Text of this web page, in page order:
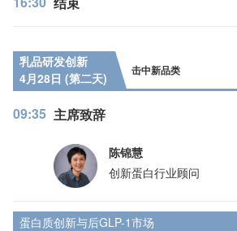
乳品研发创新
4月28日 (第二天)
击中新品类
09:35 主席致辞
陈锦慧
创新蛋白行业顾问
蛋白质创新与后GLP-1市场